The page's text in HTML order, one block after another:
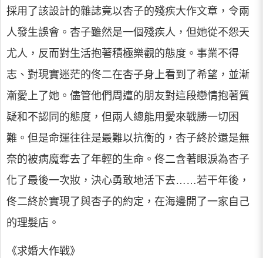
採用了該設計的雜誌竟以杏子的殘疾大作文章，令兩
人發生誤會。杏子雖然是一個殘疾人，但她從不怨天
尤人，反而對生活抱著積極樂觀的態度。事業不得
志、對現實迷茫的佟二在杏子身上看到了希望，並漸
漸愛上了她。儘管他們周遭的朋友對這段戀情抱著質
疑和不認同的態度，但兩人總能用愛來戰勝一切困
難。但是命運往往是最難以抗衡的，杏子終於還是無
奈的被病魔奪去了年輕的生命。佟二含著眼淚為杏子
化了最後一次妝，決心勇敢地活下去……若干年後，
佟二終於實現了與杏子的約定，在海邊開了一家自己
的理髮店。
《求婚大作戰》